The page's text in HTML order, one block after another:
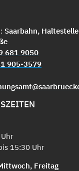
Saarbahn, Haltestelle
681 9050
905-3579
15:30 Uhr
Freitag